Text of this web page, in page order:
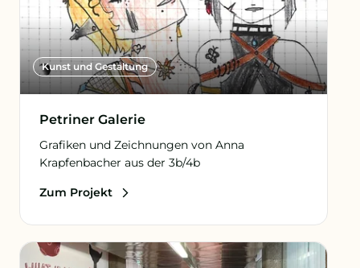
Kunst und Gestaltung
Petriner Galerie
Grafiken und Zeichnungen von Anna
Krapfenbacher aus der 3b/4b
Zum Projekt